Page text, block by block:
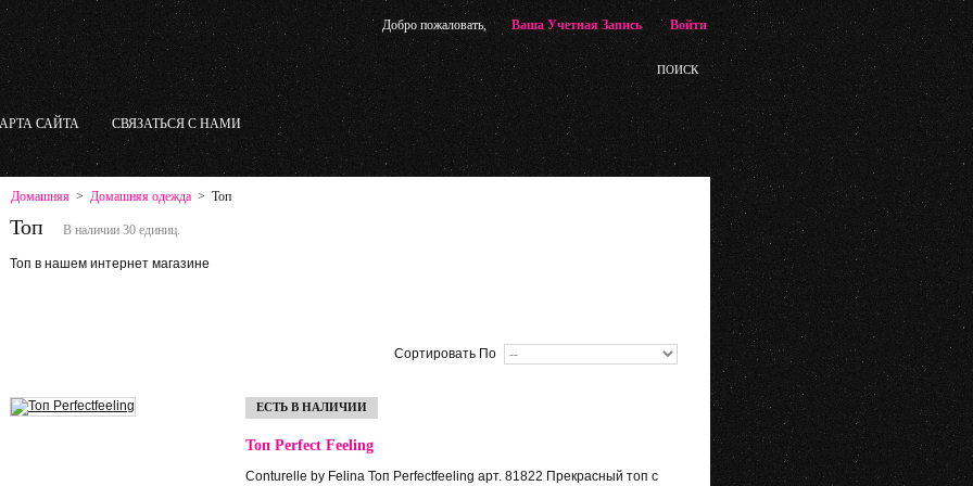
САЙТА СВЯЗАТЬСЯ С НАМИ
Добро пожаловать, Ваша Учетная Запись Войти
ПОИСК
Домашняя > Домашняя одежда > Топ
Топ В наличии 30 единиц.
Топ в нашем интернет магазине
Сортировать По
ЕСТЬ В НАЛИЧИИ
Топ Perfect Feeling
Conturelle by Felina Топ Perfectfeeling арт. 81822 Прекрасный топ с